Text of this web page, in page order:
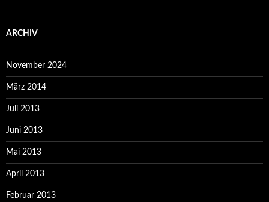
ARCHIV
November 2024
März 2014
Juli 2013
Juni 2013
Mai 2013
April 2013
Februar 2013